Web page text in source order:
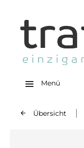
Menü
Übersicht